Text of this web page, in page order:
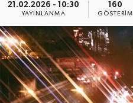
21.02.2026 - 10:30
YAYINLANMA
160
GÖSTERIM
Son Dakika Haberleri
Haber Arşivi